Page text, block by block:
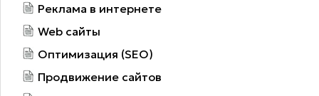
Реклама в интернете
Web сайты
Оптимизация (SEO)
Продвижение сайтов